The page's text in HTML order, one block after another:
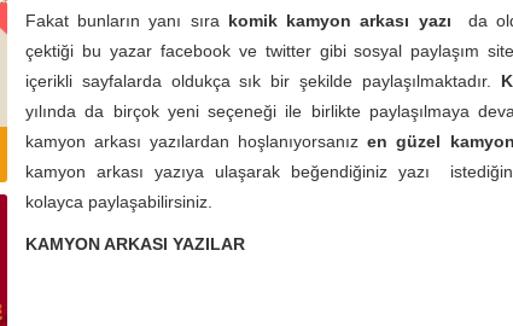
Fakat bunların yanı sıra komik kamyon arkası yazıda
çektiği bu yazar facebook ve twitter gibi sosyal paylaşım
içerikli sayfalarda oldukça sık bir şekilde paylaşılmaktadır.
yılında da birçok yeni seçeneği ile birlikte paylaşılmaya
kamyon arkası yazılardan hoşlanıyorsanızen güzel
kamyon arkası yazıya ulaşarak beğendiğiniz yazı
kolayca paylaşabilirsiniz.
KAMYON ARKASI YAZILAR